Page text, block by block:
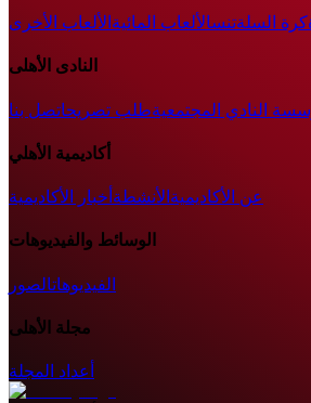
كرة السلةتنسالألعاب المائية الألعاب الأخرى
النادى الأهلى
النادي المجتمعيةطلب تصريحاتصل بنا
أكاديمية الأهلي
عن الأكاديمية الأنشطة أخبار الأكاديمية
الوسائط والفيديوهات
الفيديوهاتالصور
مجلة الأهلى
أعداد المجلة